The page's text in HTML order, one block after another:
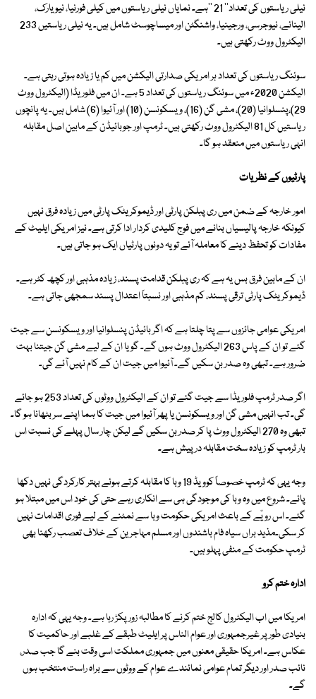
نیلی ریاستوں کی تعداد'' 21 ''ہے۔ نمایاں نیلی ریاستوں میں کیلی فورنیا، نیویارک،
الینائے، نیوجرسی، ورجینیا، واشنگٹن اور میساچوسٹ شامل ہیں۔ یہ نیلی ریاستیں 233
الیکٹرول ووٹ رکھتی ہیں۔
سوئنگ ریاستوں کی تعداد ہر امریکی صدارتی الیکشن میں کم یا زیادہ ہوتی رہتی ہے۔
الیکشن 2020ء میں سوئنگ ریاستوں کی تعداد 5 ہے۔ ان میں فلوریڈا (الیکٹرول ووٹ
29)،پنسلوانیا (20)، مشی گن (16)، ویسکونسن (10) اور آئیوا (6) شامل ہیں۔ یہ پانچوں
ریاستیں کل 81 الیکٹرول ووٹ رکھتی ہیں۔ ٹرمپ اور جوبائیڈن کے مابین اصل مقابلہ
انہی ریاستوں میں منعقد ہو گا۔
پارٹیوں کے نظریات
امور خارجہ کے ضمن میں ری پبلکن پارٹی اور ڈیموکریٹک پارٹی میں زیادہ فرق نہیں
کیونکہ خارجہ پالیسیاں بنانے میں فوج کلیدی کردار ادا کرتی ہے۔ نیز امریکی ایلیٹ کے
مفادات کو تحفظ دینے کا معاملہ آئے تو یہ دونوں پارٹیاں ایک ہو جاتی ہیں۔
ان کے مابین فرق بس یہ ہے کہ ری پبلکن قدامت پسند، زیادہ مذہبی اور کچھ کٹر ہے۔
ڈیموکریٹک پارٹی ترقی پسند، کم مذہبی اور نسبتاً اعتدال پسند سمجھی جاتی ہے۔
امریکی عوامی جائزوں سے پتا چلتا ہے کہ اگر بائیڈن پنسلوانیا اور ویسکونسن سے جیت
گئے تو ان کے پاس 263 الیکٹرول ووٹ ہوں گے۔ گویا ان کے لیے مشی گن جیتنا بہت
ضرور ہے۔ تبھی وہ صدر بن سکیں گے۔ آئیوا میں جیت ان کے کام نہیں آئے گی۔
اگر صدر ٹرمپ فلوریڈا سے جیت گئے تو ان کے الیکٹرول ووٹوں کی تعداد 253 ہو جائے
گی۔ تب انہیں مشی گن اور ویسکونسن یا پھر آئیوا میں جیت کا ہما اپنے سر بٹھانا ہو گا۔
تبھی وہ 270 الیکٹرول ووٹ پا کر صدر بن سکیں گے لیکن چار سال پہلے کی نسبت اس
بار ٹرمپ کو زیادہ سخت مقابلہ درپیش ہے۔
وجہ یہی کہ ٹرمپ خصوصاً کوویڈ 19 وبا کا مقابلہ کرتے ہوئے بہتر کارکردگی نہیں دکھا
پائے۔ شروع میں وہ وبا کی موجودگی ہی سے انکاری رہے حتی کی خود اس میں مبتلا ہو
گئے۔ اس رویّے کے باعث امریکی حکومت وبا سے نمٹنے کے لیے فوری اقدامات نہیں
کر سکی۔مذید براں سیاہ فام باشندوں اور مسلم مہاجرین کے خلاف تعصب رکھنا بھی
ٹرمپ حکومت کے منفی پہلو ہیں۔
ادارہ ختم کرو
امریکا میں اب الیکٹرول کالج ختم کرنے کا مطالبہ زور پکڑ رہا ہے۔ وجہ یہی کہ ادارہ
بنیادی طور پر غیرجمہوری اور عوام الناس پر ایلیٹ طبقے کے غلبے اور حاکمیت کا
عکاس ہے۔ امریکا حقیقی معنوں میں جمہوری مملکت اسی وقت بنے گا جب صدر،
نائب صدر اور دیگر تمام عوامی نمائندے عوام کے ووٹوں سے براہ راست منتخب ہوں
گے۔